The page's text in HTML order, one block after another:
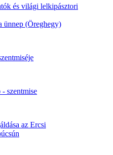
és világi lelkipásztori
ünnep (Öreghegy)
szentmise
az Ercsi